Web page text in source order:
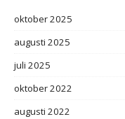
oktober 2025
augusti 2025
juli 2025
oktober 2022
augusti 2022